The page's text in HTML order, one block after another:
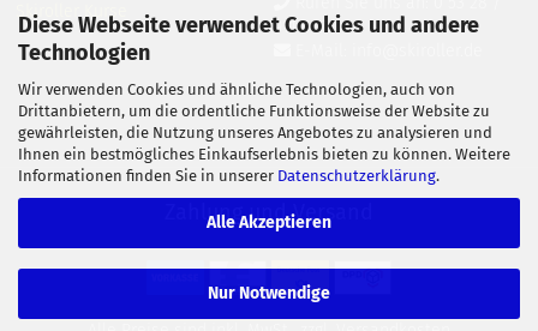
Diese Webseite verwendet Cookies und andere
Technologien
Wir verwenden Cookies und ähnliche Technologien, auch von
Drittanbietern, um die ordentliche Funktionsweise der Website zu
gewährleisten, die Nutzung unseres Angebotes zu analysieren und
Ihnen ein bestmögliches Einkaufserlebnis bieten zu können. Weitere
Informationen finden Sie in unserer Datenschutzerklärung.
Alle Akzeptieren
Nur Notwendige
Skiroller Kurse
911 687
Zahlung und Versand